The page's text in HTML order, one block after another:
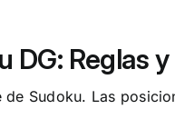
DG: Reglas
de Sudoku. Las